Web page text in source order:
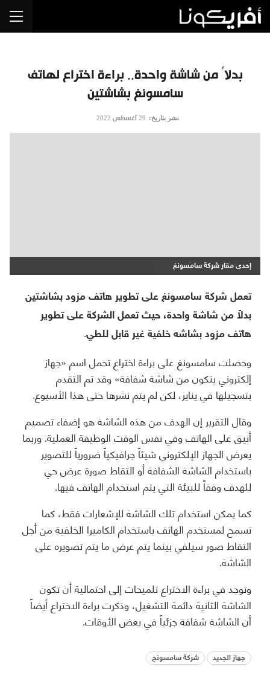
بدلاً من شاشة واحدة.. براءة اختراع لهاتف
سامسونغ بشاشتين
نشر بتاريخ: 29 أغسطس 2022
إحدى مقار شركة سامسونغ
تعمل شركة سامسونغ على تطوير هاتف مزود بشاشتين
بدلاً من شاشة واحدة، حيث تعمل الشركة على تطوير
هاتف مزود بشاشه خلفية غير قابل للطي.
وحصلت سامسونغ على براءة اختراع تحمل اسم «جهاز
إلكتروني يتكون من شاشة شفافة» وقد تم التقدم
بتسجيلها في يناير، لكن لم يتم نشرها حتى هذا الأسبوع.
وقال التقرير إن الهدف من هذه الشاشة هو إضفاء تصميم
أنيق على الهاتف وفي نفس الوقت الوظيفة العملية. وربما
يعرض الجهاز الإلكتروني شيئاً جرافيكياً ضرورياً للتصوير
باستخدام الشاشة الشفافة أو التقاط صورة عرض حي
للهدف وفقاً للبيئة التي يتم استخدام الهاتف فيها.
كما يمكن استخدام تلك الشاشة للإشعارات فقط، كما
تسمح لمستخدم الهاتف باستخدام الكاميرا الخلفية من أجل
التقاط صور سيلفي بينما يتم عرض ما يتم تصويره على
الشاشة.
وتوجد في براءة الاختراع تلميحات إلى احتمالية أن تكون
الشاشة الثانية دائمة التشغيل، وذكرت براءة الاختراع أيضاً
أن الشاشة شفافة جزئياً في بعض الأوقات.
جهاز الجديد شركة سامسونج